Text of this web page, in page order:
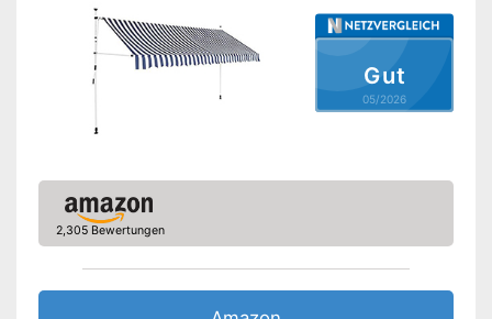
Amazon Lieferzeit
sofort verfügbar
Gut
05/2026
2,305 Bewertungen